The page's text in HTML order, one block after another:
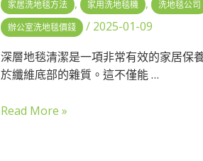
家居洗地毯方法 , 家用洗地毯機 , 洗地毯公司
辦公室洗地毯價錢 / 2025-01-09
深層地毯清潔是一項非常有效的家居保
於纖維底部的雜質。這不僅能 …
Read More »